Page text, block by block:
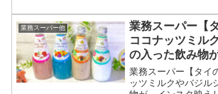
業務スーパー他
業務スーパー【
ココナッツミル
の入った飲み物
し過ぎでヤバイ
業務スーパー【タイ
ッツミルクやバジル